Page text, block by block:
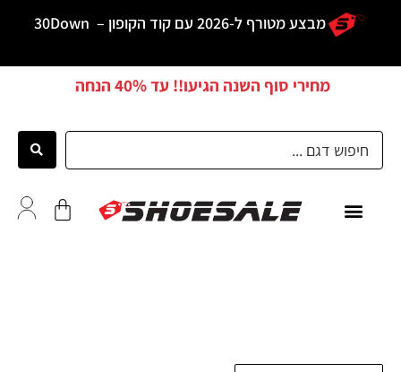
מבצע מטורף ל-2026 עם קוד הקופון – 30Down
מחירי סוף השנה הגיעו!! עד40% הנחה